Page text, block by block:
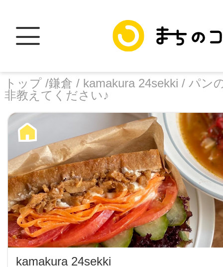
トップ /鎌倉 / kamakura 24sekki / パン
非教えてください♪
kamakura 24sekki
facebook
X
LINE
トップ
加盟スポットに